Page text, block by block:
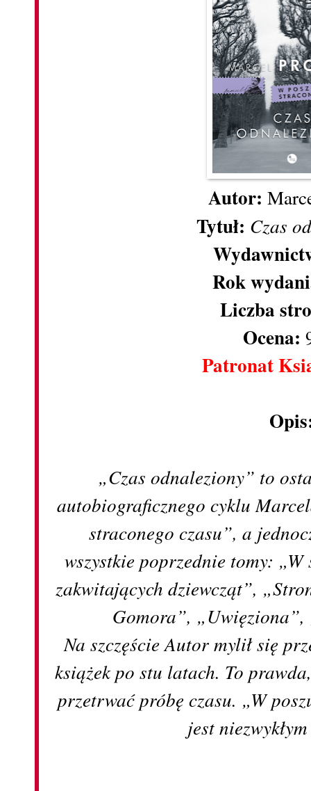
Autor:
Tytuł: Czas
Rok
Liczba
Ocena:
Patronat
„Czas odnaleziony” to
autobiograficznego cyklu
straconego czasu”, a
wszystkie poprzednie tomy:
zakwitających dziewcząt”,
Gomora”,
Na szczęście Autor mylił się
książek po stu latach. To
przetrwać próbę czasu. „W
jest